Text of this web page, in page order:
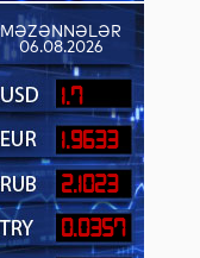
MƏZƏNNƏLƏR
06.08.2026
1.7
1.9633
2.1023
0.0357